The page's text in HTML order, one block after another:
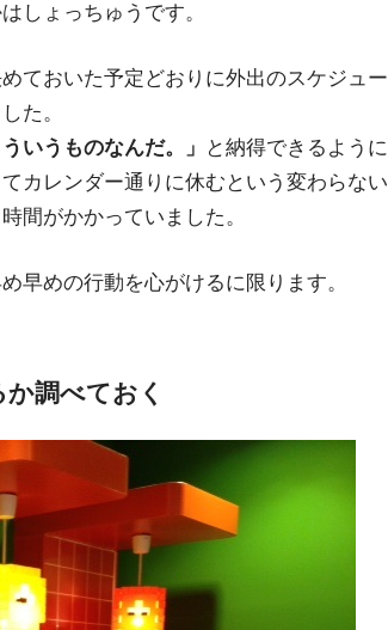
しょっちゅうです。
ておいた予定どおりに外出のスケジュー
た。
ういうものなんだ。」
と納得できるように
カレンダー通りに休むという変わらない
間がかかっていました。
早めの行動を心がけるに限ります。
調べておく